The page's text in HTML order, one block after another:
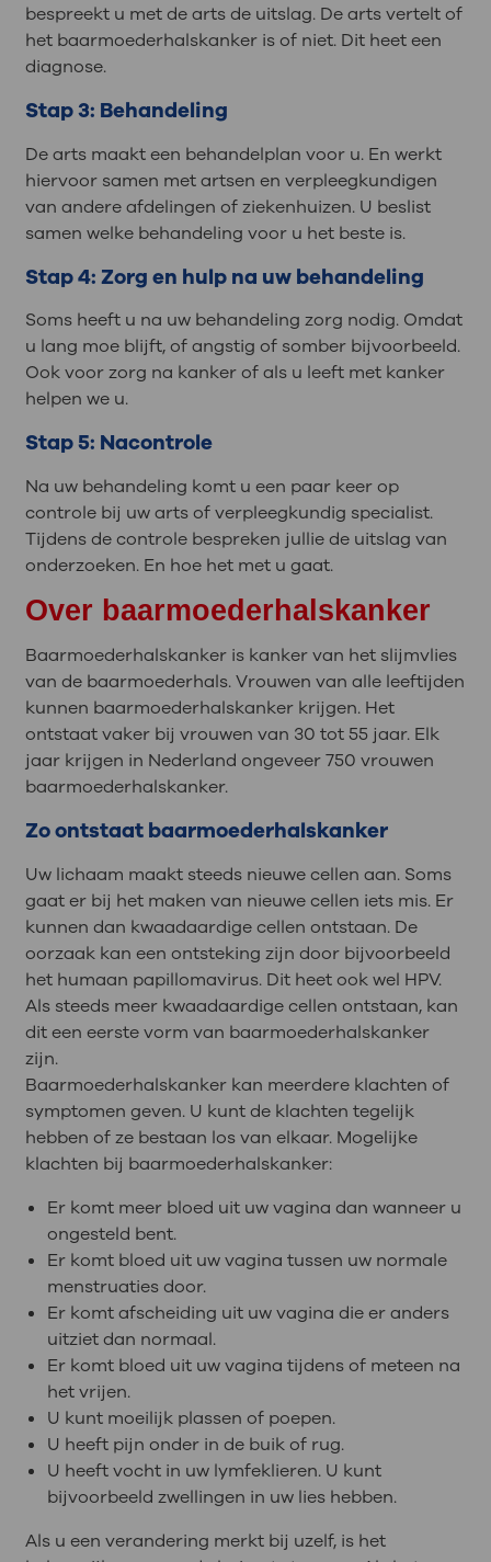
bespreekt u met de arts de uitslag. De arts vertelt of
het baarmoederhalskanker is of niet. Dit heet een
diagnose.
Stap 3: Behandeling
De arts maakt een behandelplan voor u. En werkt
hiervoor samen met artsen en verpleegkundigen
van andere afdelingen of ziekenhuizen. U beslist
samen welke behandeling voor u het beste is.
Stap 4: Zorg en hulp na uw behandeling
Soms heeft u na uw behandeling zorg nodig. Omdat
u lang moe blijft, of angstig of somber bijvoorbeeld.
Ook voor zorg na kanker of als u leeft met kanker
helpen we u.
Stap 5: Nacontrole
Na uw behandeling komt u een paar keer op
controle bij uw arts of verpleegkundig specialist.
Tijdens de controle bespreken jullie de uitslag van
onderzoeken. En hoe het met u gaat.
Over baarmoederhalskanker
Baarmoederhalskanker is kanker van het slijmvlies
van de baarmoederhals. Vrouwen van alle leeftijden
kunnen baarmoederhalskanker krijgen. Het
ontstaat vaker bij vrouwen van 30 tot 55 jaar. Elk
jaar krijgen in Nederland ongeveer 750 vrouwen
baarmoederhalskanker.
Zo ontstaat baarmoederhalskanker
Uw lichaam maakt steeds nieuwe cellen aan. Soms
gaat er bij het maken van nieuwe cellen iets mis. Er
kunnen dan kwaadaardige cellen ontstaan. De
oorzaak kan een ontsteking zijn door bijvoorbeeld
het humaan papillomavirus. Dit heet ook wel HPV.
Als steeds meer kwaadaardige cellen ontstaan, kan
dit een eerste vorm van baarmoederhalskanker
zijn.
Baarmoederhalskanker kan meerdere klachten of
symptomen geven. U kunt de klachten tegelijk
hebben of ze bestaan los van elkaar. Mogelijke
klachten bij baarmoederhalskanker:
Er komt meer bloed uit uw vagina dan wanneer u
ongesteld bent.
Er komt bloed uit uw vagina tussen uw normale
menstruaties door.
Er komt afscheiding uit uw vagina die er anders
uitziet dan normaal.
Er komt bloed uit uw vagina tijdens of meteen na
het vrijen.
U kunt moeilijk plassen of poepen.
U heeft pijn onder in de buik of rug.
U heeft vocht in uw lymfeklieren. U kunt
bijvoorbeeld zwellingen in uw lies hebben.
Als u een verandering merkt bij uzelf, is het